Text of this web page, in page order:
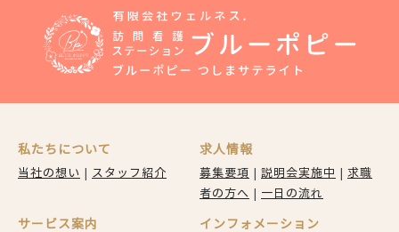
私たちについて
当社の想い スタッフ紹介
求人情報
募集要項 説明会実施中
求職
者の方へ
一日の流れ
サービス案内 インフォメーション